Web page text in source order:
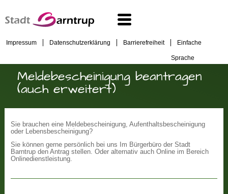
Impressum Datenschutzerklärung Barrierefreiheit Einfache
Sprache
Meldebescheinigung beantragen
(auch erweitert)
Sie brauchen eine Meldebescheinigung, Aufenthaltsbescheinigung
oder Lebensbescheinigung?
Sie können gerne persönlich bei uns Im Bürgerbüro der Stadt
Barntrup den Antrag stellen. Oder alternativ auch Online im Bereich
Onlinedienstleistung.